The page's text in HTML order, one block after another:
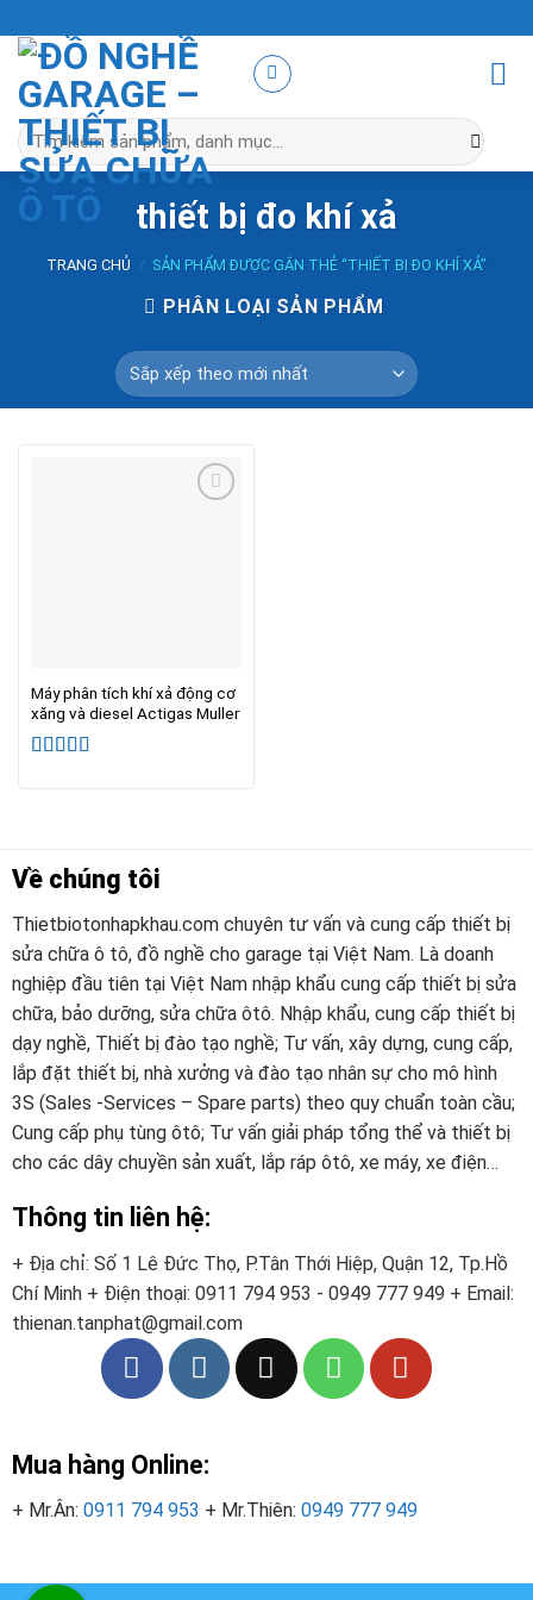
to
content
Tìm
kiếm:
thiết bị đo khí xả
TRANG CHỦ / SẢN PHẨM ĐƯỢC GẮN THẺ “THIẾT BỊ ĐO KHÍ XẢ”
PHÂN LOẠI SẢN PHẨM
Máy phân tích khí xả động cơ
xăng và diesel Actigas Muller
Về chúng tôi
Thietbiotonhapkhau.com chuyên tư vấn và cung cấp thiết bị
sửa chữa ô tô, đồ nghề cho garage tại Việt Nam. Là doanh
nghiệp đầu tiên tại Việt Nam nhập khẩu cung cấp thiết bị sửa
chữa, bảo dưỡng, sửa chữa ôtô. Nhập khẩu, cung cấp thiết bị
dạy nghề, Thiết bị đào tạo nghề; Tư vấn, xây dựng, cung cấp,
lắp đặt thiết bị, nhà xưởng và đào tạo nhân sự cho mô hình
3S (Sales -Services – Spare parts) theo quy chuẩn toàn cầu;
Cung cấp phụ tùng ôtô; Tư vấn giải pháp tổng thể và thiết bị
cho các dây chuyền sản xuất, lắp ráp ôtô, xe máy, xe điện…
Thông tin liên hệ:
+ Địa chỉ: Số 1 Lê Đức Thọ, P.Tân Thới Hiệp, Quận 12, Tp.Hồ
Chí Minh + Điện thoại: 0911 794 953 - 0949 777 949 + Email:
thienan.tanphat@gmail.com
Mua hàng Online:
+ Mr.Ân: 0911 794 953 + Mr.Thiên: 0949 777 949